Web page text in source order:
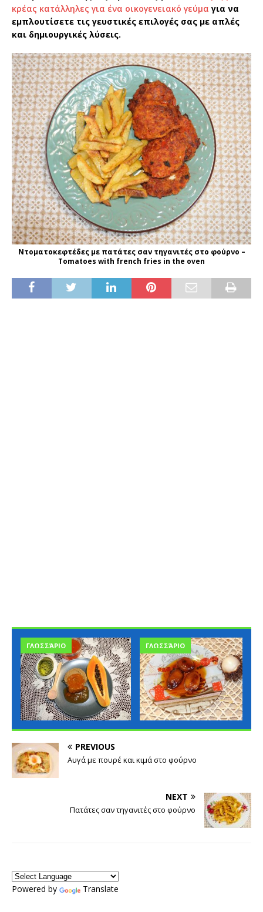
κρέας κατάλληλες για ένα οικογενειακό γεύμα για να
εμπλουτίσετε τις γευστικές επιλογές σας με απλές
και δημιουργικές λύσεις.
Ντοματοκεφτέδες με πατάτες σαν τηγανιτές στο φούρνο –
Tomatoes with french fries in the oven
ΓΛΩΣΣΆΡΙΟ ΓΛΩΣΣΆΡΙΟ
PREVIOUS
Αυγά με πουρέ και κιμά στο φούρνο
NEXT
Πατάτες σαν τηγανιτές στο φούρνο
Powered by Translate